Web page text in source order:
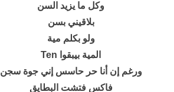
وكل ما يزيد السن
بلاقيني بسن
ولو بكلم مية
المية بيبقوا ‫Ten
ورغم إن أنا حر حاسس إني جوة سجن
فاكس فتشت البطايق